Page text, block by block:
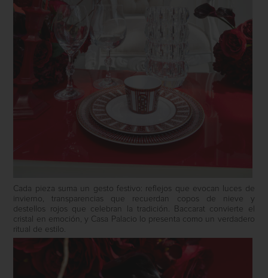
Cada pieza suma un gesto festivo: reflejos que evocan luces de
invierno, transparencias que recuerdan copos de nieve y
destellos rojos que celebran la tradición. Baccarat convierte el
cristal en emoción, y Casa Palacio lo presenta como un verdadero
ritual de estilo.